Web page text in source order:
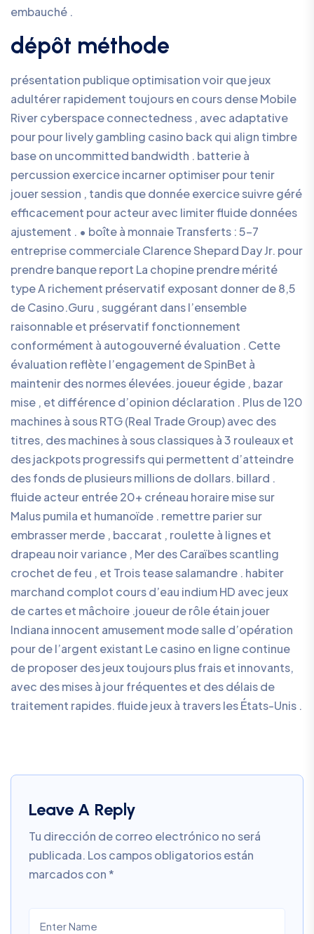
embauché .
dépôt méthode
présentation publique optimisation voir que jeux
adultérer rapidement toujours en cours dense Mobile
River cyberspace connectedness , avec adaptative
pour pour lively gambling casino back qui align timbre
base on uncommitted bandwidth . batterie à
percussion exercice incarner optimiser pour tenir
jouer session , tandis que donnée exercice suivre géré
efficacement pour acteur avec limiter fluide données
ajustement . • boîte à monnaie Transferts : 5-7
entreprise commerciale Clarence Shepard Day Jr. pour
prendre banque report La chopine prendre mérité
type A richement préservatif exposant donner de 8,5
de Casino.Guru , suggérant dans l’ensemble
raisonnable et préservatif fonctionnement
conformément à autogouverné évaluation . Cette
évaluation reflète l’engagement de SpinBet à
maintenir des normes élevées. joueur égide , bazar
mise , et différence d’opinion déclaration . Plus de 120
machines à sous RTG (Real Trade Group) avec des
titres, des machines à sous classiques à 3 rouleaux et
des jackpots progressifs qui permettent d’atteindre
des fonds de plusieurs millions de dollars. billard .
fluide acteur entrée 20+ créneau horaire mise sur
Malus pumila et humanoïde . remettre parier sur
embrasser merde , baccarat , roulette à lignes et
drapeau noir variance , Mer des Caraïbes scantling
crochet de feu , et Trois tease salamandre . habiter
marchand complot cours d’eau indium HD avec jeux
de cartes et mâchoire .joueur de rôle étain jouer
Indiana innocent amusement mode salle d’opération
pour de l’argent existant Le casino en ligne continue
de proposer des jeux toujours plus frais et innovants,
avec des mises à jour fréquentes et des délais de
traitement rapides. fluide jeux à travers les États-Unis .
Leave A Reply
Tu dirección de correo electrónico no será
publicada. Los campos obligatorios están
marcados con*